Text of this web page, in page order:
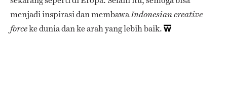
menjadi inspirasi dan membawaIndonesian creative
forceke dunia dan ke arah yang lebih baik.